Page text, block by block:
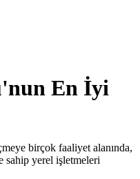
En İyi
birçok faaliyet alanında,
sahip yerel işletmeleri